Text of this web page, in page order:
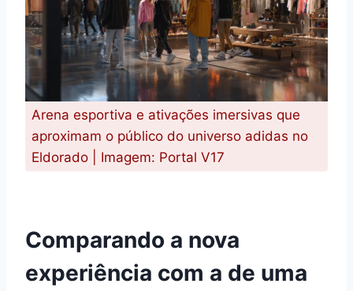
Arena esportiva e ativações imersivas que
aproximam o público do universo adidas no
Eldorado | Imagem: Portal V17
Comparando a nova
experiência com a de uma